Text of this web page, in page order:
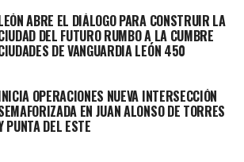
Ale Gutiérrez destacó la
tipo de iniciativas.
son una muestra del
tenemos con las y los leoneses.
que se la pasan
ABRE EL DIÁLOGO PARA CONSTRUIR LA
DEL FUTURO RUMBO A LA CUMBRE
DE VANGUARDIA LEÓN 450
OPERACIONES NUEVA INTERSECCIÓN
EN JUAN ALONSO DE TORRES
PUNTA DEL ESTE